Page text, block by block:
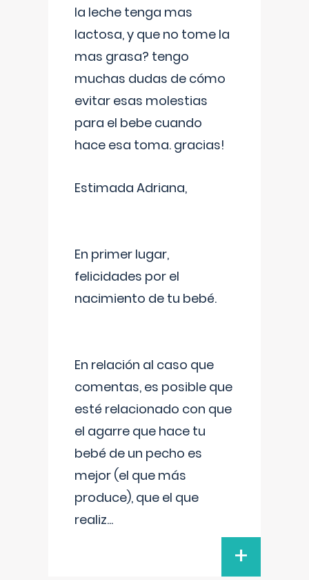
la leche tenga mas
lactosa, y que no tome la
mas grasa? tengo
muchas dudas de cómo
evitar esas molestias
para el bebe cuando
hace esa toma. gracias!
Estimada Adriana,
En primer lugar,
felicidades por el
nacimiento de tu bebé.
En relación al caso que
comentas, es posible que
esté relacionado con que
el agarre que hace tu
bebé de un pecho es
mejor (el que más
produce), que el que
realiz...
+